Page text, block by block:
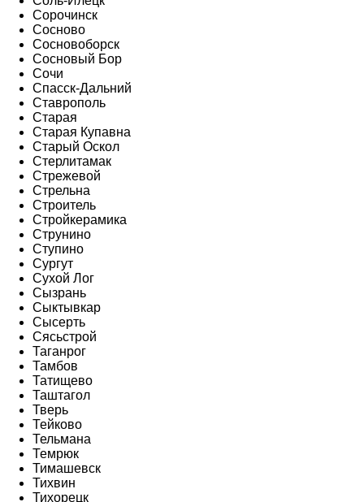
Сорочинск
Сосново
Сосновоборск
Сосновый Бор
Сочи
Спасск-Дальний
Ставрополь
Старая
Старая Купавна
Старый Оскол
Стерлитамак
Стрежевой
Стрельна
Строитель
Стройкерамика
Струнино
Ступино
Сургут
Сухой Лог
Сызрань
Сыктывкар
Сысерть
Сясьстрой
Таганрог
Тамбов
Татищево
Таштагол
Тверь
Тейково
Тельмана
Темрюк
Тимашевск
Тихвин
Тихорецк